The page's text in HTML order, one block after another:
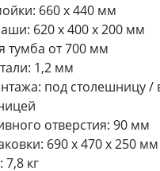
660 x 440 мм
620 x 400 х 200 мм
тумба от 700 мм
1,2 мм
под столешницу /
отверстия: 90 мм
690 x 470 х 250 мм
7,8 кг